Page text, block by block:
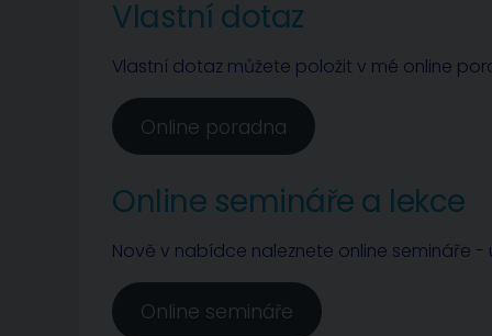
Vlastní dotaz
Vlastní dotaz můžete položit v mé online
Online poradna
Online semináře a lekce
Nově v nabídce naleznete online semináře -
Online semináře